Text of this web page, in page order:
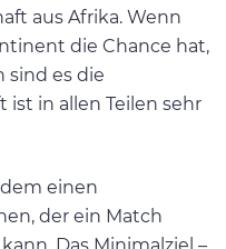
aus Afrika. Wenn
die Chance hat,
sind es die
ist in allen Teilen sehr
einen
der ein Match